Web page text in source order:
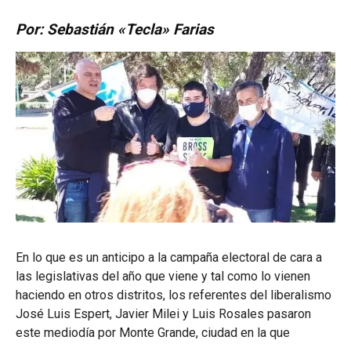
Por: Sebastián «Tecla» Farias
En lo que es un anticipo a la campaña electoral de cara a
las legislativas del año que viene y tal como lo vienen
haciendo en otros distritos, los referentes del liberalismo
José Luis Espert, Javier Milei y Luis Rosales pasaron
este mediodía por Monte Grande, ciudad en la que